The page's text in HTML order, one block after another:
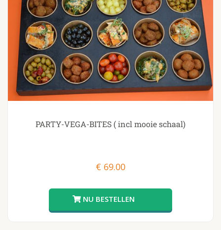
PARTY-VEGA-BITES ( incl mooie schaal)
€ 69.00